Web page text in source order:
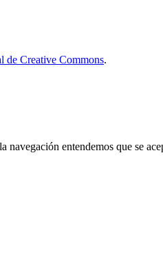
de Creative Commons.
entendemos que se